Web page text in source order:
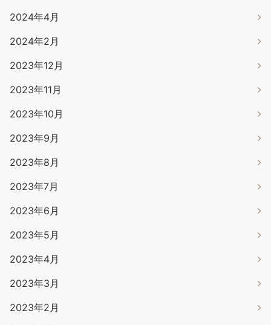
2024年4月
2024年2月
2023年12月
2023年11月
2023年10月
2023年9月
2023年8月
2023年7月
2023年6月
2023年5月
2023年4月
2023年3月
2023年2月